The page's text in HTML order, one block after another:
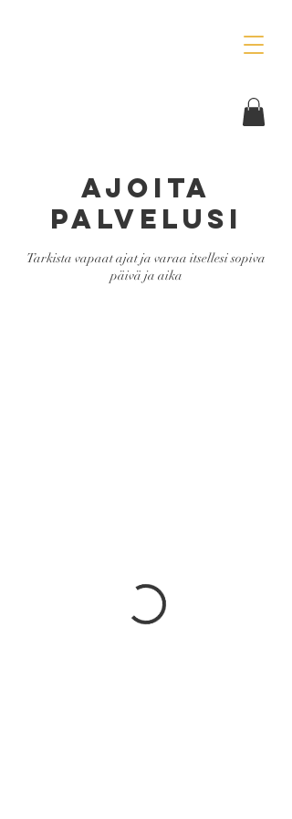
Ajoita
palvelusi
Tarkista vapaat ajat ja varaa itsellesi sopiva
päivä ja aika